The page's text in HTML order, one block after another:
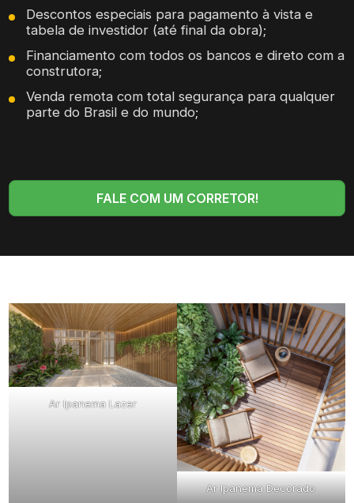
Descontos especiais para pagamento à vista e
tabela de investidor (até final da obra);
Financiamento com todos os bancos e direto com a
construtora;
Venda remota com total segurança para qualquer
parte do Brasil e do mundo;
FALE COM UM CORRETOR!
Ar Ipanema Lazer
Ar Ipanema Decorado